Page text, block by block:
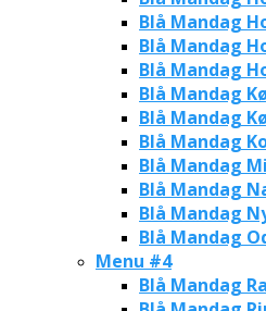
Blå Mandag
Blå Mandag
Blå Mandag
Blå Mandag
Blå Mandag
Blå Mandag
Blå Mandag
Blå Mandag
Blå Mandag
Blå Mandag
Menu #4
Blå Mandag